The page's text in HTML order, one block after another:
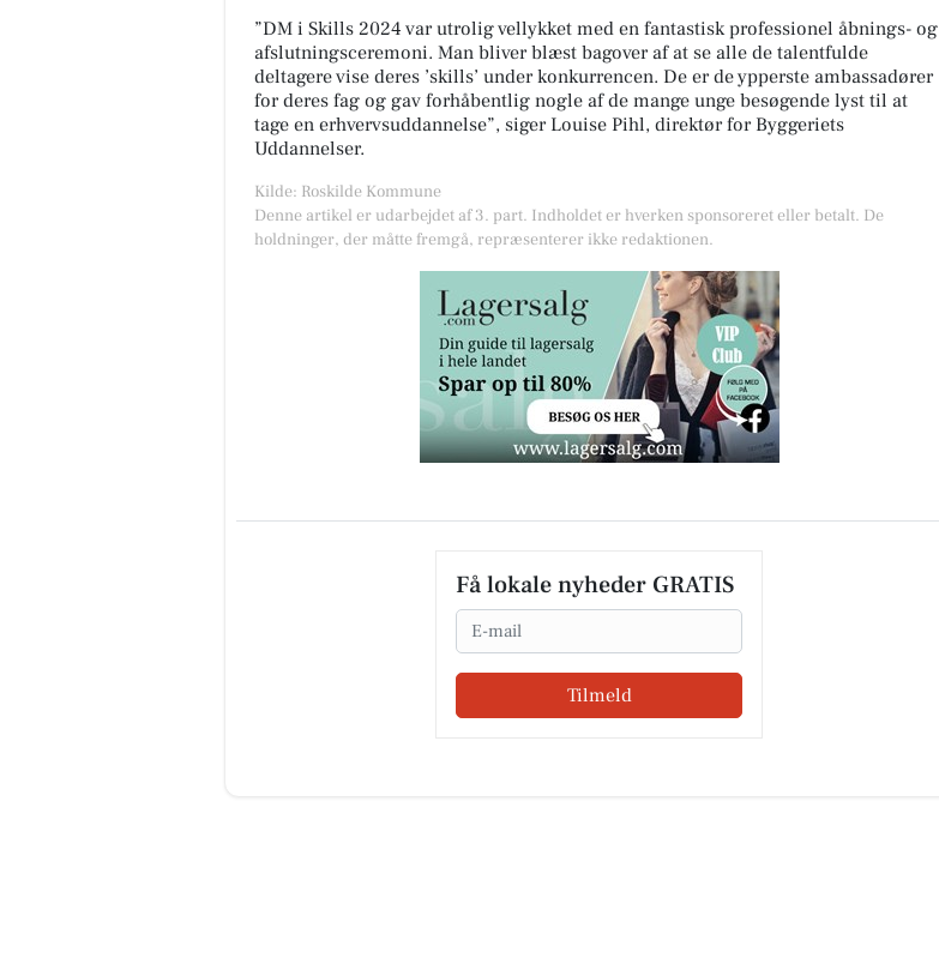
”DM i Skills 2024 var utrolig vellykket med en fantastisk professionel åbnings- og
afslutningsceremoni. Man bliver blæst bagover af at se alle de talentfulde
deltagere vise deres ’skills’ under konkurrencen. De er de ypperste ambassadører
for deres fag og gav forhåbentlig nogle af de mange unge besøgende lyst til at
tage en erhvervsuddannelse”, siger Louise Pihl, direktør for Byggeriets
Uddannelser.
Kilde: Roskilde Kommune
Denne artikel er udarbejdet af 3. part. Indholdet er hverken sponsoreret eller betalt. De
holdninger, der måtte fremgå, repræsenterer ikke redaktionen.
Få lokale nyheder GRATIS
Email
Tilmeld